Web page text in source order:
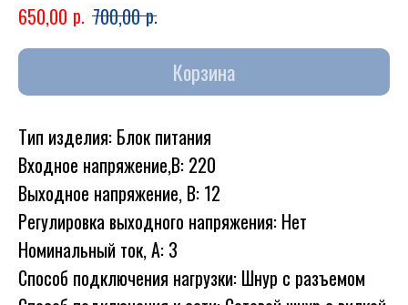
650,00 р. 700,00 р.
Корзина
Тип изделия: Блок питания
Входное напряжение,В: 220
Выходное напряжение, В: 12
Регулировка выходного напряжения: Нет
Номинальный ток, А: 3
Способ подключения нагрузки: Шнур с разъемом